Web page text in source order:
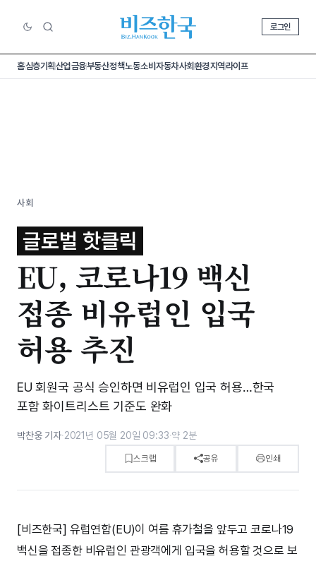
로그인
홈심층기획산업금융부동산정책노동소비 자동차사회환경지역라이프
사회
글로벌 핫클릭
EU, 코로나19 백신
접종 비유럽인 입국
허용 추진
EU 회원국 공식 승인하면 비유럽인 입국 허용…한국
포함 화이트리스트 기준도 완화
박찬웅 기자·2021년 05월 20일 09:33·약 2분
스크랩 공유 인쇄
[비즈한국] 유럽연합(EU)이 여름 휴가철을 앞두고 코로나19
백신을 접종한 비유럽인 관광객에게 입국을 허용할 것으로 보